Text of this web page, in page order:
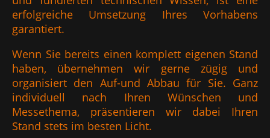
erfolgreiche Umsetzung Ihres Vorhabens
garantiert.
Wenn Sie bereits einen komplett eigenen Stand
haben, übernehmen wir gerne zügig und
organisiert den Auf-und Abbau für Sie. Ganz
individuell nach Ihren Wünschen und
Messethema, präsentieren wir dabei Ihren
Stand stets im besten Licht.